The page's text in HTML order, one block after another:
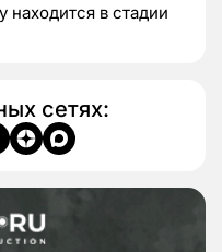
в стадии
сетях: